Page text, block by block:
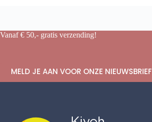
Vanaf € 50,- gratis verzending!
MELD JE AAN VOOR ONZE NIEUWSBRIEF